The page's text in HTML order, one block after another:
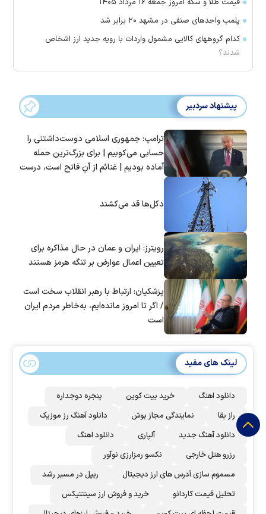
قیمت طلا و سکه امروز جمعه ۱۶ مرداد ۱۴۰۵
پلمب واحدهای صنفی در مشهد ۲۰ برابر شد
کدام گروههای کالایی مشمول واردات با رویه جدید ارز اشخاص
شدند؟
پیشنهاد سردبیر
ترامپ: جمهوری اسلامی دوست‌داشتنی را
حسابی می‌کوبیم | برای بزرگ‌ترین حمله
آماده بودیم | غنائم از آنِ فاتح است، درست
دکل‌ها قد می‌کشند
رویترز: ایران و عمان در حال مذاکره برای
تعیین اعمال عوارض بر تنگه هرمز هستند
پزشکیان: ارتباط با رهبر انقلاب سخت است
/ اگر تا امروز مانده‌ایم، به‌خاطر مردم ایران
است
لینک های مفید
دانلود اهنگ خرید بیت کوین
پنجره دوجداره
راز بقا
نمایندگی مجاز بوش
دانلود آهنگ رز‌ موزیک
دانلود آهنگ جدید
آلپاری
دانلود اهنگ
رزرو هتل خارجی
نکسو رمزارزی نوآور
مسموم سازی آدرس های ارز دیجیتال
ریپل در مسیر رشد
تحلیل قیمت کاردانو
خرید و فروش ارز سینتتیکس